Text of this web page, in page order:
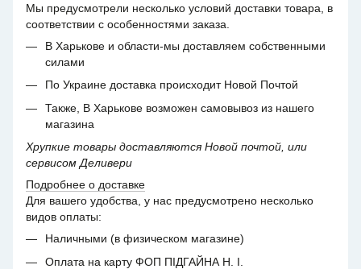
Мы предусмотрели несколько условий доставки товара, в
соответствии с особенностями заказа.
В Харькове и области-мы доставляем собственными
силами
По Украине доставка происходит Новой Почтой
Также, В Харькове возможен самовывоз из нашего
магазина
Хрупкие товары доставляются Новой почтой, или
сервисом Деливери
Подробнее о доставке
Для вашего удобства, у нас предусмотрено несколько
видов оплаты:
Наличными (в физическом магазине)
Оплата на карту ФОП ПІДГАЙНА Н. І.